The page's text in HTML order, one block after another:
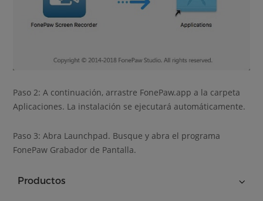
Paso 2: A continuación, arrastre FonePaw.app a la carpeta
Aplicaciones. La instalación se ejecutará automáticamente.
Paso 3: Abra Launchpad. Busque y abra el programa
FonePaw Grabador de Pantalla.
Productos